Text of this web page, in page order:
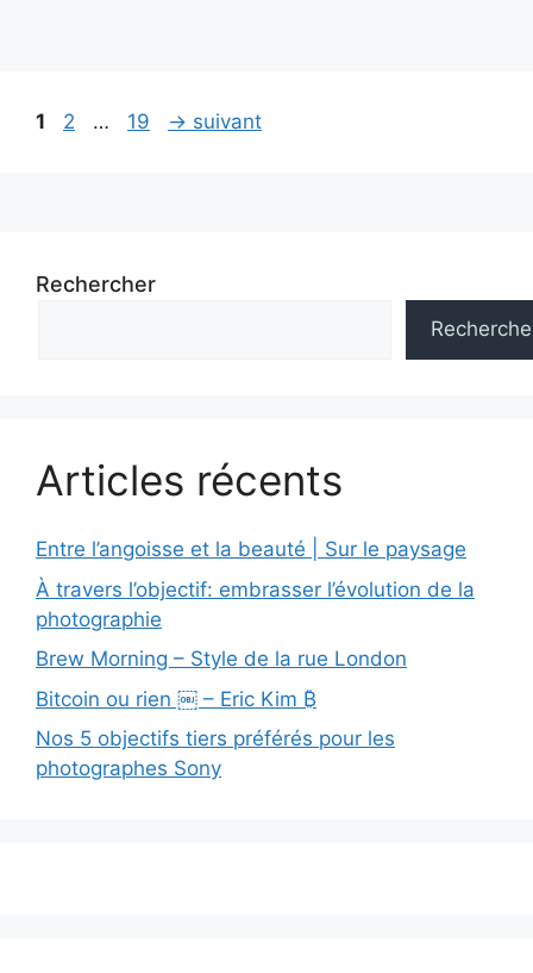
Navigation
Page
1 Page
2 … Page
19 → suivant
Rechercher
Articles récents
Entre l’angoisse et la beauté | Sur le paysage
À travers l’objectif: embrasser l’évolution de la
photographie
Brew Morning – Style de la rue London
Bitcoin ou rien ￼ – Eric Kim ₿
Nos 5 objectifs tiers préférés pour les
photographes Sony